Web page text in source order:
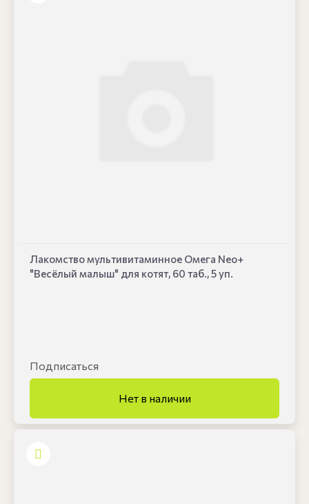
Лакомство мультивитаминное Омега Neo+
"Весёлый малыш" для котят, 60 таб., 5 уп.
Подписаться